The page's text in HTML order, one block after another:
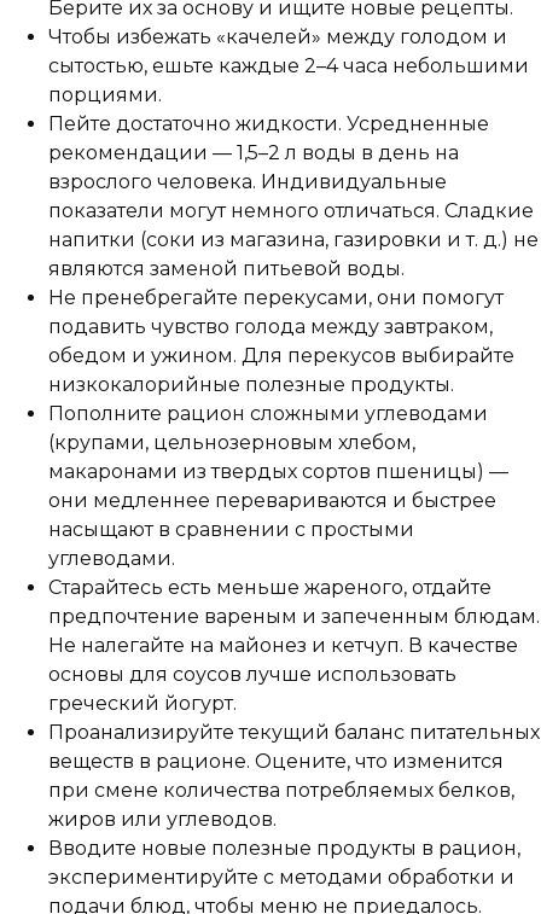
Берите их за основу и ищите новые рецепты.
Чтобы избежать «качелей» между голодом и
сытостью, ешьте каждые 2–4 часа небольшими
порциями.
Пейте достаточно жидкости. Усредненные
рекомендации — 1,5–2 л воды в день на
взрослого человека. Индивидуальные
показатели могут немного отличаться. Сладкие
напитки (соки из магазина, газировки и т. д.) не
являются заменой питьевой воды.
Не пренебрегайте перекусами, они помогут
подавить чувство голода между завтраком,
обедом и ужином. Для перекусов выбирайте
низкокалорийные полезные продукты.
Пополните рацион сложными углеводами
(крупами, цельнозерновым хлебом,
макаронами из твердых сортов пшеницы) —
они медленнее перевариваются и быстрее
насыщают в сравнении с простыми
углеводами.
Старайтесь есть меньше жареного, отдайте
предпочтение вареным и запеченным блюдам.
Не налегайте на майонез и кетчуп. В качестве
основы для соусов лучше использовать
греческий йогурт.
Проанализируйте текущий баланс питательных
веществ в рационе. Оцените, что изменится
при смене количества потребляемых белков,
жиров или углеводов.
Вводите новые полезные продукты в рацион,
экспериментируйте с методами обработки и
подачи блюд, чтобы меню не приедалось.